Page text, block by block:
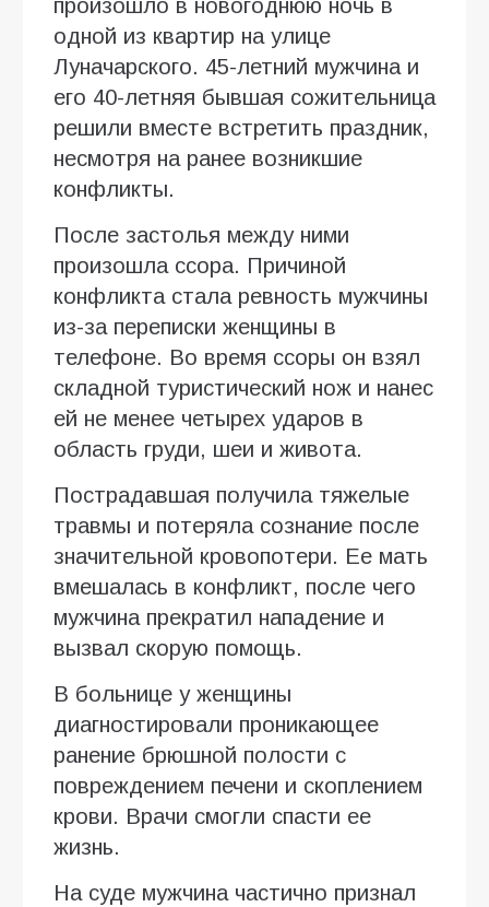
произошло в новогоднюю ночь в
одной из квартир на улице
Луначарского. 45-летний мужчина и
его 40-летняя бывшая сожительница
решили вместе встретить праздник,
несмотря на ранее возникшие
конфликты.
После застолья между ними
произошла ссора. Причиной
конфликта стала ревность мужчины
из-за переписки женщины в
телефоне. Во время ссоры он взял
складной туристический нож и нанес
ей не менее четырех ударов в
область груди, шеи и живота.
Пострадавшая получила тяжелые
травмы и потеряла сознание после
значительной кровопотери. Ее мать
вмешалась в конфликт, после чего
мужчина прекратил нападение и
вызвал скорую помощь.
В больнице у женщины
диагностировали проникающее
ранение брюшной полости с
повреждением печени и скоплением
крови. Врачи смогли спасти ее
жизнь.
На суде мужчина частично признал